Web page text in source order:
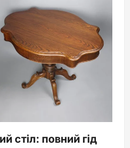
стіл: повний гід